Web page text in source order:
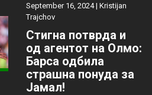
September 16, 2024 | Kristijan
Trajchov
Стигна потврда и
од агентот на Олмо:
Барса одбила
страшна понуда за
Јамал!